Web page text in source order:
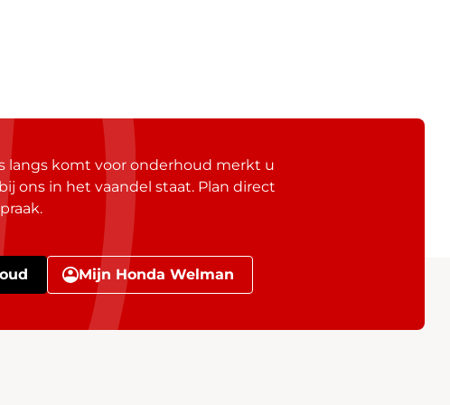
langs komt voor onderhoud merkt u
ons in het vaandel staat. Plan direct
Mijn Honda Welman